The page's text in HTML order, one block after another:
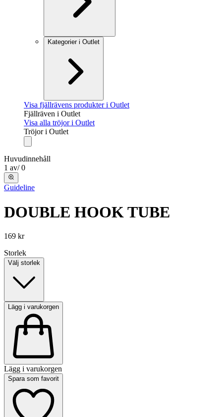
Kategorier i Outlet
Visa fjällrävens produkter i Outlet
Fjällräven i Outlet
Visa alla tröjor i Outlet
Tröjor i Outlet
Huvudinnehåll
1 av/ 0
Guideline
DOUBLE HOOK TUBE
169 kr
Storlek
Välj storlek
Lägg i varukorgen
Lägg i varukorgen
Spara som favorit